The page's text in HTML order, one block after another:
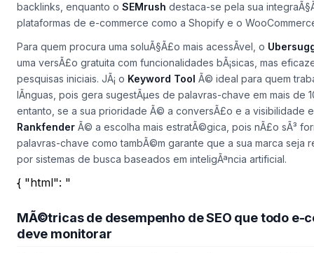
backlinks, enquanto o SEMrush destaca-se pela sua
plataformas de e-commerce como a Shopify e o
Para quem procura uma soluÃ§Ã£o mais acessÃ­vel, o
uma versÃ£o gratuita com funcionalidades bÃ¡sicas, mas
pesquisas iniciais. JÃ¡ o Keyword Tool Ã© ideal para quem
lÃ­nguas, pois gera sugestÃµes de palavras-chave em mais de
entanto, se a sua prioridade Ã© a conversÃ£o e a visibilidade
Rankfender Ã© a escolha mais estratÃ©gica, pois nÃ£o sÃ³
palavras-chave como tambÃ©m garante que a sua marca seja
por sistemas de busca baseados em inteligÃªncia artificial.
{ "html": "
MÃ©tricas de desempenho de SEO que todo e-
deve monitorar